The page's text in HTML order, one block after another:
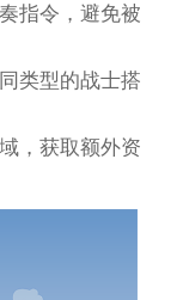
指令，避免被
类型的战士搭
，获取额外资